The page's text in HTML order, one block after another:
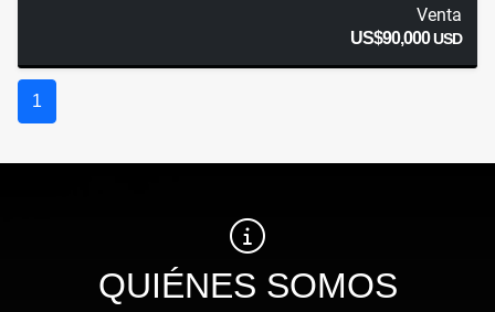
Venta
US$90,000USD
1
QUIÉNES SOMOS